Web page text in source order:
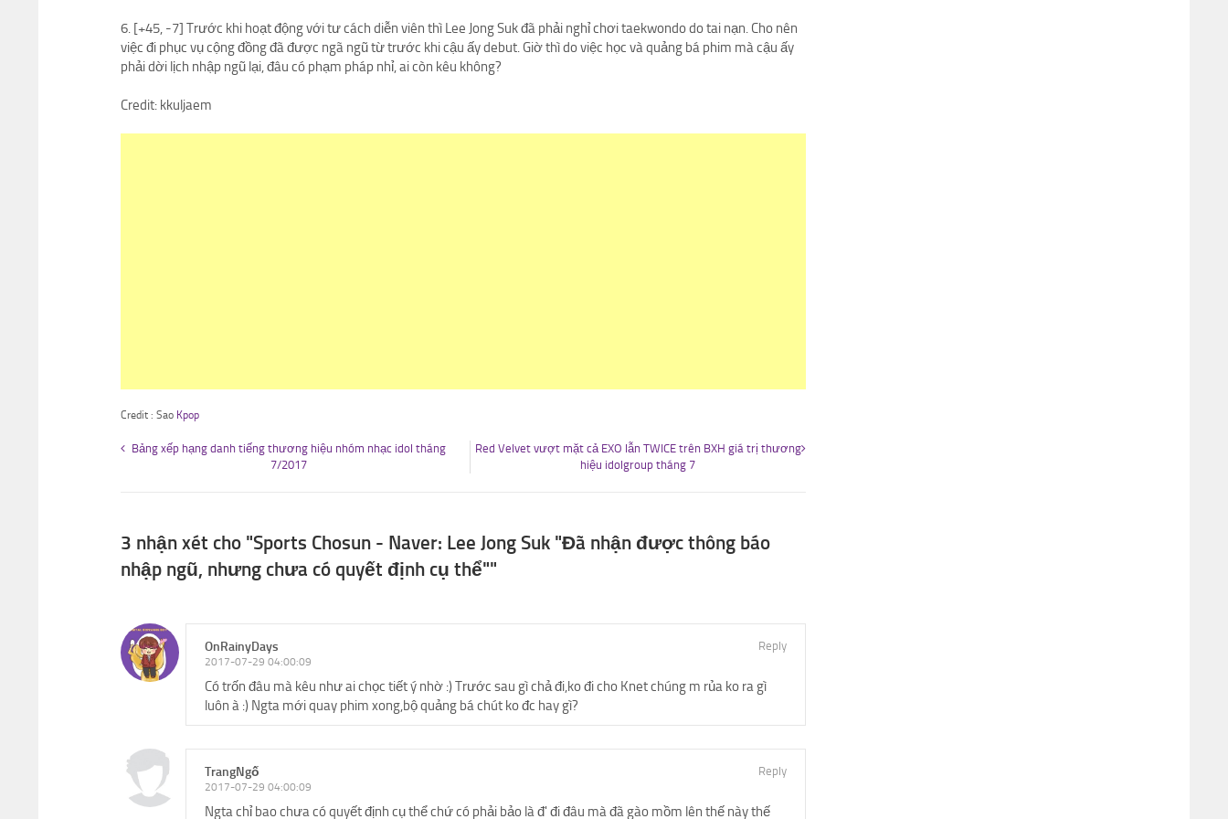
6. [+45, -7] Trước khi hoạt động với tư cách diễn viên thì Lee Jong Suk đã phải nghỉ chơi taekwondo do tai nạn. Cho nên
việc đi phục vụ cộng đồng đã được ngã ngũ từ trước khi cậu ấy debut. Giờ thì do việc học và quảng bá phim mà cậu ấy
phải dời lịch nhập ngũ lại, đâu có phạm pháp nhỉ, ai còn kêu không?
Credit: kkuljaem
Credit : Sao Kpop
Bảng xếp hạng danh tiếng thương hiệu nhóm nhạc idol tháng
7/2017
Red Velvet vượt mặt cả EXO lẫn TWICE trên BXH giá trị thương
hiệu idolgroup tháng 7
3 nhận xét cho "Sports Chosun - Naver: Lee Jong Suk "Đã nhận được thông báo
nhập ngũ, nhưng chưa có quyết định cụ thể""
OnRainyDays
2017-07-29 04:00:09
Reply
Có trốn đâu mà kêu như ai chọc tiết ý nhờ :) Trước sau gì chả đi,ko đi cho Knet chúng m rủa ko ra gì
luôn à :) Ngta mới quay phim xong,bộ quảng bá chút ko đc hay gì?
TrangNgố
2017-07-29 04:00:09
Reply
Ngta chỉ bao chưa có quyết định cụ thể chứ có phải bảo là đ' đi đâu mà đã gào mồm lên thế này thế